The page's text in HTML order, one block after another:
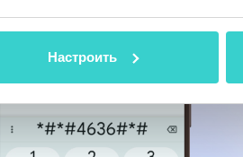
Настроить